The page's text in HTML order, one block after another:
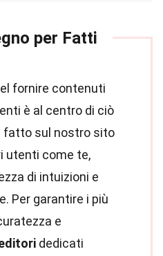
per Fatti
fornire contenuti
è al centro di ciò
fatto sul nostro sito
utenti come te,
di intuizioni e
Per garantire i più
e
dedicati